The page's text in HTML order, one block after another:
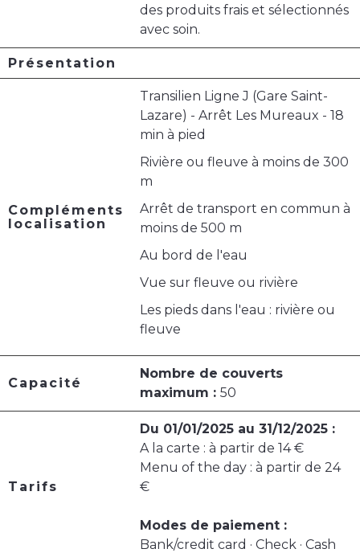
des produits frais et sélectionnés
avec soin.
Présentation
Compléments
localisation
Transilien Ligne J (Gare Saint-
Lazare) - Arrêt Les Mureaux - 18
min à pied
Rivière ou fleuve à moins de 300
m
Arrêt de transport en commun à
moins de 500 m
Au bord de l'eau
Vue sur fleuve ou rivière
Les pieds dans l'eau : rivière ou
fleuve
Capacité
Nombre de couverts
maximum : 50
Tarifs
Du 01/01/2025 au 31/12/2025 :
A la carte : à partir de 14 €
Menu of the day : à partir de 24
€
Modes de paiement :
Bank/credit card · Check · Cash